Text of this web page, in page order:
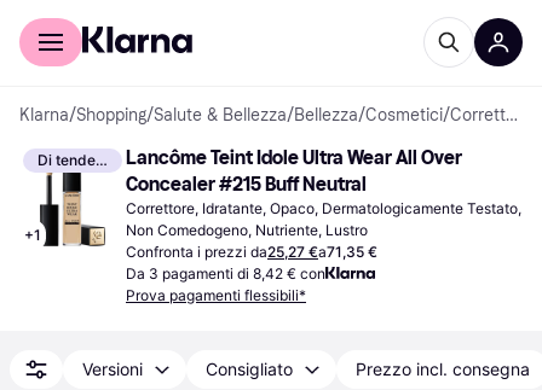
Per il tuo shopping
Klarna/Shopping/Salute & Bellezza/Bellezza/Cosmetici/ Correttori
Di tendenza
+1
Lancôme Teint Idole Ultra Wear All Over
Concealer #215 Buff Neutral
Correttore, Idratante, Opaco, Dermatologicamente Testato,
Non Comedogeno, Nutriente, Lustro
Confronta i prezzi da25,27 €a71,35 €
Da 3 pagamenti di 8,42 € con
Prova pagamenti flessibili*
Versioni Consigliato Prezzo incl. consegna